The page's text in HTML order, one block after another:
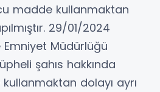
madde kullanmaktan
29/01/2024
Müdürlüğü
şahıs hakkında
dolayı ayrı